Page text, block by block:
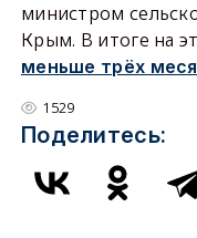
министром
Крым. В итоге на
меньше трёх
1529
Поделитесь: